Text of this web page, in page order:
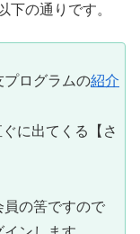
下の通りです。
ログラムの紹介
に出てくる【さ
の筈ですので